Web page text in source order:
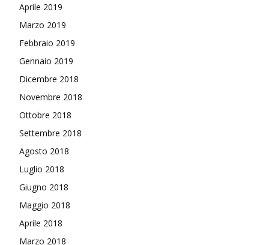
Aprile 2019
Marzo 2019
Febbraio 2019
Gennaio 2019
Dicembre 2018
Novembre 2018
Ottobre 2018
Settembre 2018
Agosto 2018
Luglio 2018
Giugno 2018
Maggio 2018
Aprile 2018
Marzo 2018